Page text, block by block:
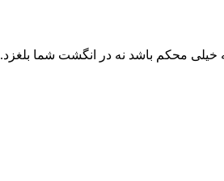
خیلی محکم باشد نه در انگشت شما بلغزد.